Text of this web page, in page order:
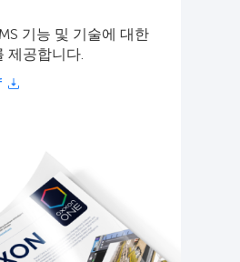
기능 및 기술에 대한
제공합니다.